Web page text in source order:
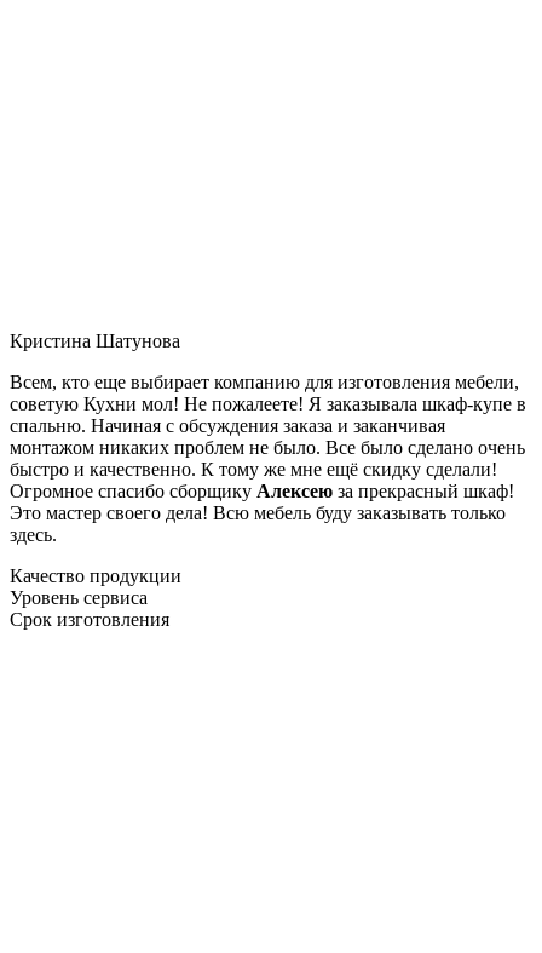
Кристина Шатунова
Всем, кто еще выбирает компанию для изготовления мебели,
советую Кухни мол! Не пожалеете! Я заказывала шкаф-купе в
спальню. Начиная с обсуждения заказа и заканчивая
монтажом никаких проблем не было. Все было сделано очень
быстро и качественно. К тому же мне ещё скидку сделали!
Огромное спасибо сборщику Алексею за прекрасный шкаф!
Это мастер своего дела! Всю мебель буду заказывать только
здесь.
Качество продукции
Уровень сервиса
Срок изготовления